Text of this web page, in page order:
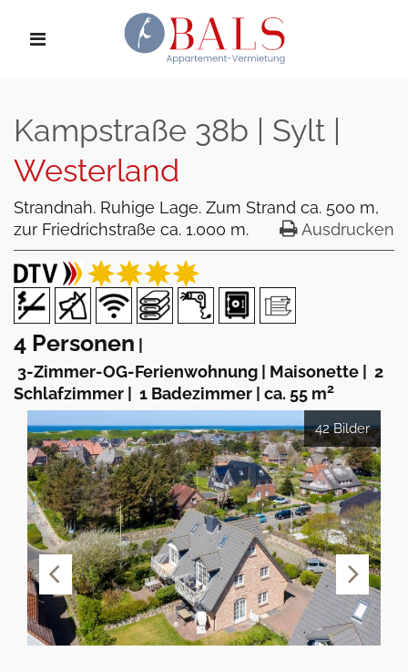
Kampstraße 38b | Sylt |
Westerland
Strandnah. Ruhige Lage. Zum Strand ca. 500 m,
zur Friedrichstraße ca. 1.000 m.
Ausdrucken
4 Personen
3-Zimmer-OG-Ferienwohnung | Maisonette
2
Schlafzimmer
1 Badezimmer ca. 55 m2
42 Bilder